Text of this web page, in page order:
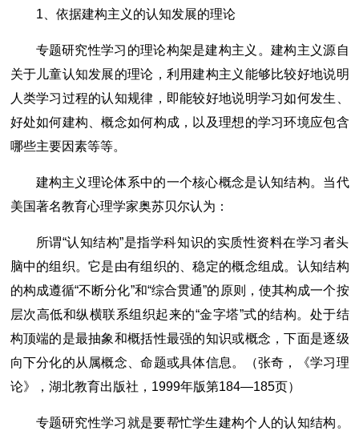
1、依据建构主义的认知发展的理论
专题研究性学习的理论构架是建构主义。建构主义源自
关于儿童认知发展的理论，利用建构主义能够比较好地说明
人类学习过程的认知规律，即能较好地说明学习如何发生、
好处如何建构、概念如何构成，以及理想的学习环境应包含
哪些主要因素等等。
建构主义理论体系中的一个核心概念是认知结构。当代
美国著名教育心理学家奥苏贝尔认为：
所谓“认知结构”是指学科知识的实质性资料在学习者头
脑中的组织。它是由有组织的、稳定的概念组成。认知结构
的构成遵循“不断分化”和“综合贯通”的原则，使其构成一个按
层次高低和纵横联系组织起来的“金字塔”式的结构。处于结
构顶端的是最抽象和概括性最强的知识或概念，下面是逐级
向下分化的从属概念、命题或具体信息。（张奇，《学习理
论》，湖北教育出版社，1999年版第184―185页）
专题研究性学习就是要帮忙学生建构个人的认知结构。